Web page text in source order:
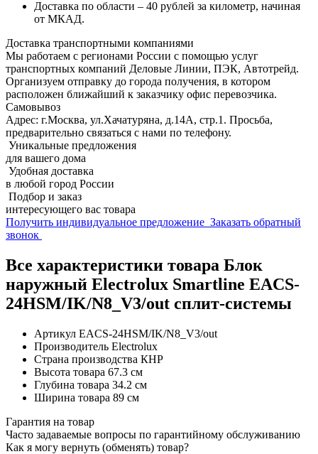
Доставка по области – 40 рублей за километр, начиная
от МКАД.
Доставка транспортными компаниями
Мы работаем с регионами России с помощью услуг
транспортных компаний Деловые Линии, ПЭК, Автотрейд.
Организуем отправку до города получения, в котором
расположен ближайший к заказчику офис перевозчика.
Самовывоз
Адрес: г.Москва, ул.Хачатуряна, д.14А, стр.1. Просьба,
предварительно связаться с нами по телефону.
Уникальные предложения
для вашего дома
Удобная доставка
в любой город России
Подбор и заказ
интересующего вас товара
Получить индивидуальное предложение Заказать обратный
звонок
Все характеристики товара Блок
наружный Electrolux Smartline EACS-
24HSM/IK/N8_V3/out сплит-системы
Артикул EACS-24HSM/IK/N8_V3/out
Производитель Electrolux
Страна производства КНР
Высота товара 67.3 см
Глубина товара 34.2 см
Ширина товара 89 см
Гарантия на товар
Часто задаваемые вопросы по гарантийному обслуживанию
Как я могу вернуть (обменять) товар?